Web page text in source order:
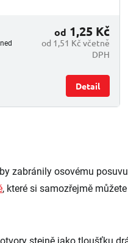
od 1,51 Kč včetně
DPH
od 1,25 Kč
Detail
d
a
zabránily osovému
, které si samozřejmě